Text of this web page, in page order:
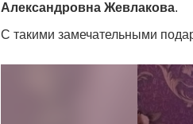
Александровна Жевлакова.
С такими замечательными